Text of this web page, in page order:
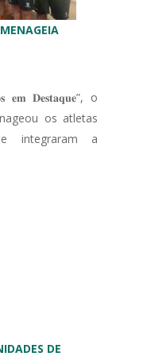
𝐞𝐦 𝐃𝐞𝐬𝐭𝐚𝐪𝐮𝐞”, o
os atletas
integraram a
DE